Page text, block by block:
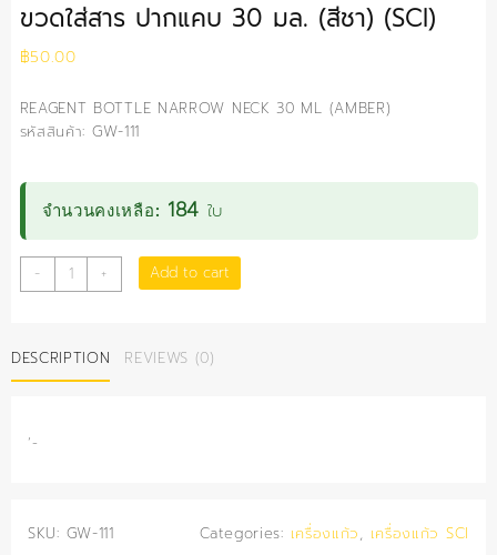
ขวดใส่สาร ปากแคบ 30 มล. (สีชา) (SCI)
฿50.00
REAGENT BOTTLE NARROW NECK 30 ML (AMBER)
รหัสสินค้า: GW-111
จำนวนคงเหลือ: 184 ใบ
-
ขวด
ใส่
แคบ
30
+ Add to cart
DESCRIPTION REVIEWS (0)
‘-
SKU: GW-111 Categories: เครื่องแก้ว, เครื่องแก้ว SCI